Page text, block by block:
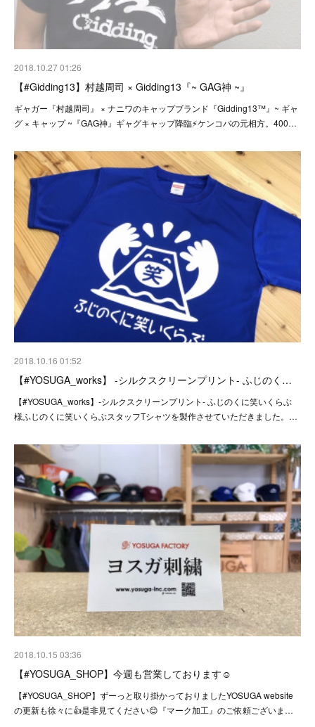
2018.10.27 01:26
【#Gidding13】村越周司 × Gidding13『~ GAG神 ~』
ギャガー『村越周司』 × ナニワのキャップブランド『Gidding13™』~ ギャ
グ × キャップ ~『GAG神』ギャグキャップ降臨⚡️ケンコバの元相方。400…
2018.10.16 01:52
【#YOSUGA_works】 -シルクスクリーンプリント- ふじのく…
【#YOSUGA_works】-シルクスクリーンプリント- ふじのくに笑いくらぶ
様ふじのくに笑いくらぶスタッフTシャツを製作させていただきました。…
2018.10.15 03:36
【#YOSUGA_SHOP】今週も営業しております☺︎
【#YOSUGA_SHOP】ずーっと取り掛かっておりましたYOSUGA website
の更新も徐々に👍是非見てください😊『マーク加工』のご依頼ございま…